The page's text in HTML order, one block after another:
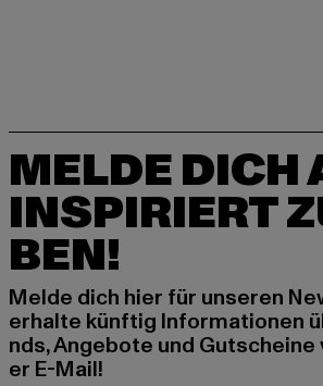
MELDE DICH
INSPIRIERT
BEN!
Melde dich hier für unseren
erhalte künftig Informationen
nds, Angebote und Gutscheine
er E-Mail!